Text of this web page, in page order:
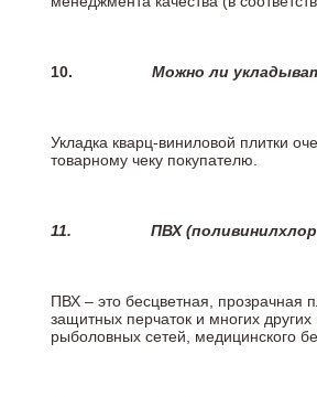
10. Можно ли
Укладка кварц-виниловой плитки
товарному чеку покупателю.
11. ПВХ
ПВХ – это бесцветная, прозрачная
защитных перчаток и многих
рыболовных сетей, медицинского